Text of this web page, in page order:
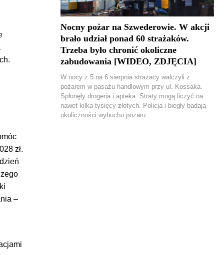
zł.
–
Nocny pożar na Szwederowie. W akcji
brało udział ponad 60 strażaków.
Trzeba było chronić okoliczne
zabudowania [WIDEO, ZDJĘCIA]
W nocy z 5 na 6 sierpnia strażacy walczyli z
pożarem w pasażu handlowym przy ul. Kossaka.
Spłonęły drogeria i apteka. Straty mogą liczyć na
nawet kilka tysięcy złotych. Policja i biegły badają
okoliczności wybuchu pożaru.